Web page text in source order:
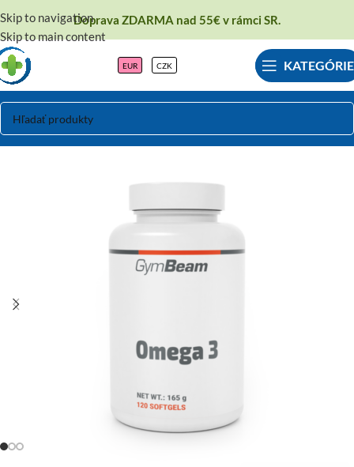
Skip to navigation
Skip to main content
Doprava ZDARMA nad 55€ v rámci SR.
EUR CZK KATEGÓRIE